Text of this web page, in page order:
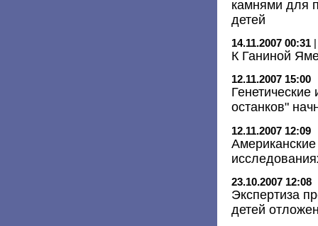
камнями для
детей
14.11.2007 00:31
К Ганиной
12.11.2007 15:00
Генетические
останков"
12.11.2007 12:09
Американские
23.10.2007 12:08
Экспертиза
детей